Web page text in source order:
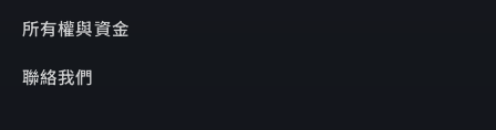
所有權與資金
聯絡我們